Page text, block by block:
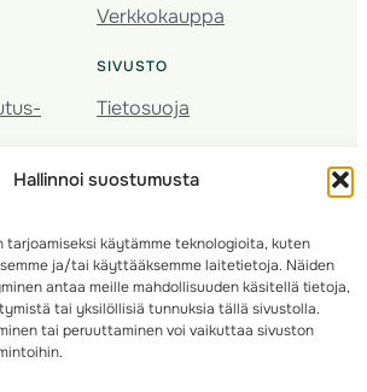
Hallinnoi suostumusta
tarjoamiseksi käytämme teknologioita, kuten
ja/tai käyttääksemme laitetietoja. Näiden
antaa meille mahdollisuuden käsitellä tietoja,
tai yksilöllisiä tunnuksia tällä sivustolla.
tai peruuttaminen voi vaikuttaa sivuston
Verkkokauppa
SIVUSTO
Tietosuoja
· Valimotie 10, 00380 Helsinki, Finland